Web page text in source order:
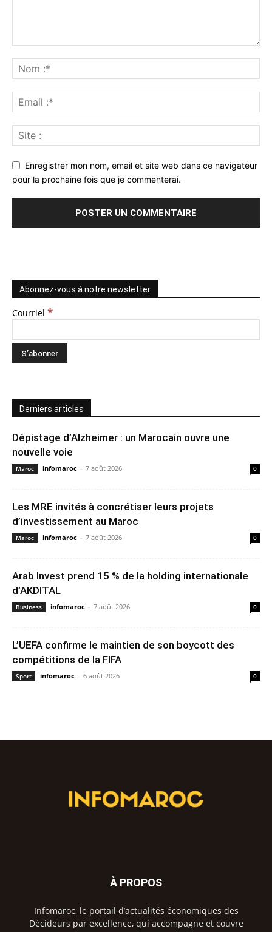
Enregistrer mon nom, email et site web dans ce navigateur
pour la prochaine fois que je commenterai.
Abonnez-vous à notre newsletter
Courriel *
Derniers articles
Dépistage d’Alzheimer : un Marocain ouvre une
nouvelle voie
Maroc infomaroc - 7 août 2026 0
Les MRE invités à concrétiser leurs projets
d’investissement au Maroc
Maroc infomaroc - 7 août 2026 0
Arab Invest prend 15 % de la holding internationale
d’AKDITAL
Business infomaroc - 7 août 2026 0
L’UEFA confirme le maintien de son boycott des
compétitions de la FIFA
Sport infomaroc - 6 août 2026 0
À PROPOS
Infomaroc, le portail d’actualités économiques des
Décideurs par excellence, qui accompagne et couvre